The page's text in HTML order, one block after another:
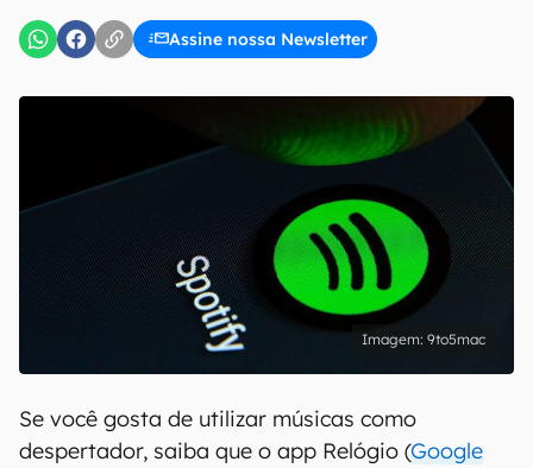
Assine nossa Newsletter
9to5mac
Se você gosta de utilizar músicas como
despertador, saiba que o app Relógio (Google